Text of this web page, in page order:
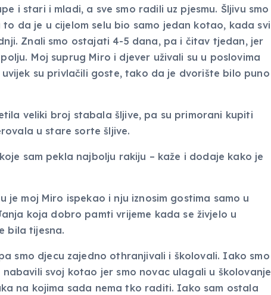
i stari i mladi, a sve smo radili uz pjesmu. Šljivu smo
da je u cijelom selu bio samo jedan kotao, kada svi
Znali smo ostajati 4-5 dana, pa i čitav tjedan, jer
Moj suprug Miro i djever uživali su u poslovima
su privlačili goste, tako da je dvorište bilo puno
veliki broj stabala šljive, pa su primorani kupiti
u stare sorte šljive.
sam pekla najbolju rakiju – kaže i dodaje kako je
je moj Miro ispekao i nju iznosim gostima samo u
koja dobro pamti vrijeme kada se živjelo u
bila tijesna.
smo djecu zajedno othranjivali i školovali. Iako smo
svoj kotao jer smo novac ulagali u školovanje
na kojima sada nema tko raditi. Iako sam ostala